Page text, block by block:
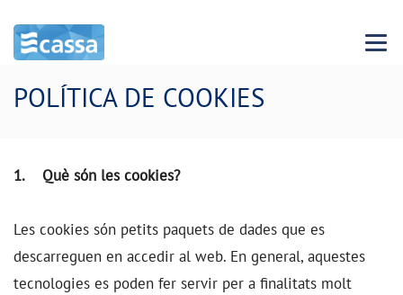
Menu
POLÍTICA DE COOKIES
1. Què són les cookies?
Les cookies són petits paquets de dades que es
descarreguen en accedir al web. En general, aquestes
tecnologies es poden fer servir per a finalitats molt